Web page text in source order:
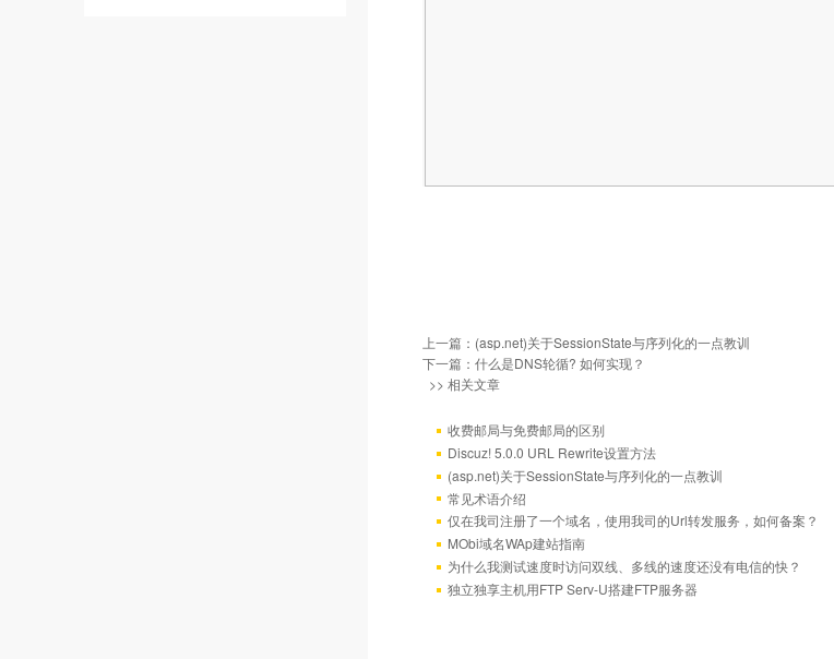
上一篇： (asp.net)关于SessionState与序列化的一点教训
下一篇： 什么是DNS轮循? 如何实现？
>> 相关文章
收费邮局与免费邮局的区别
Discuz! 5.0.0 URL Rewrite设置方法
(asp.net)关于SessionState与序列化的一点教训
常见术语介绍
仅在我司注册了一个域名，使用我司的Url转发服务，如何备案？
MObi域名WAp建站指南
为什么我测试速度时访问双线、多线的速度还没有电信的快？
独立独享主机用FTP Serv-U搭建FTP服务器